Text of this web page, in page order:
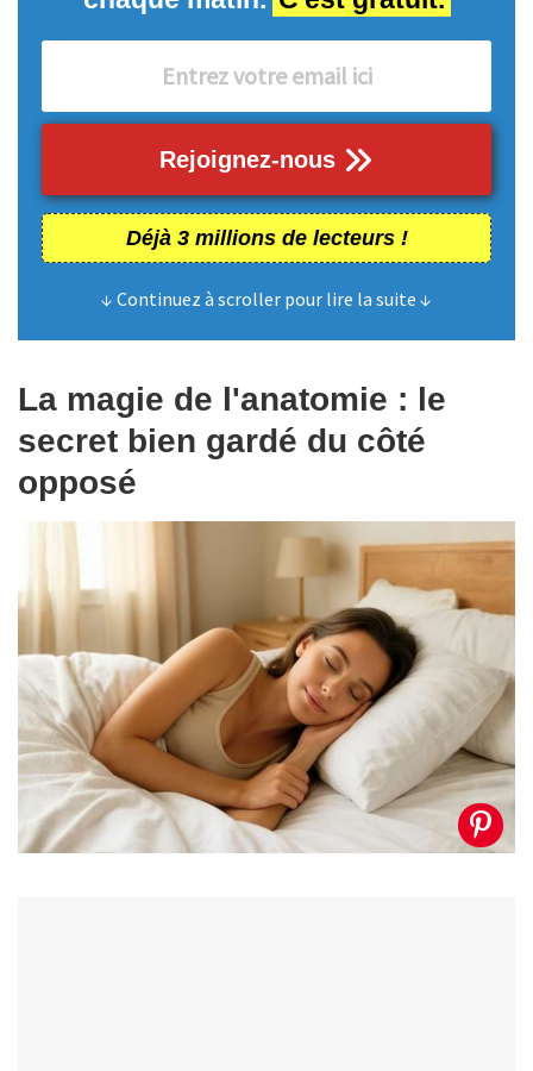
Rejoignez-nous
Déjà 3 millions de lecteurs !
↓ Continuez à scroller pour lire la suite ↓
La magie de l'anatomie : le
secret bien gardé du côté
opposé